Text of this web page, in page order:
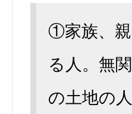
①家族、親
る人。無
の土地の